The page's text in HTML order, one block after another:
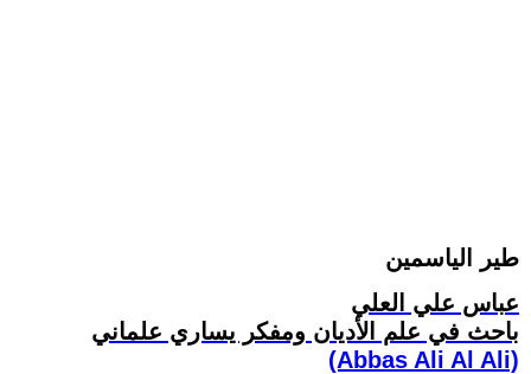
طير الياسمين
عباس علي العلي
باحث في علم الأديان ومفكر يساري علماني
(Abbas Ali Al Ali)